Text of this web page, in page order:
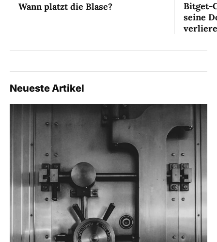
Wann platzt die Blase?
Bitget-
seine
Neueste Artikel